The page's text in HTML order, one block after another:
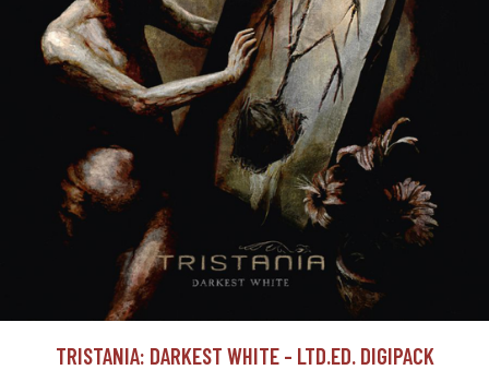
TRISTANIA: DARKEST WHITE - LTD.ED. DIGIPACK